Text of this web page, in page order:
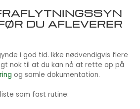
DU AFLEVERER
i god tid. Ikke nødvendigvis flere
nok til at du kan nå at rette op på
og samle dokumentation.
som fast rutine: